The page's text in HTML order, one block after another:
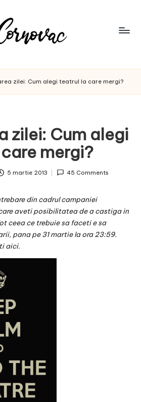
zilei: Cum alegi teatrul la care mergi?
zilei: Cum alegi
mergi?
5 martie 2013 45 Comments
din cadrul campaniei
aveti posibilitatea de a castiga in
ceea ce trebuie sa faceti e sa
pana pe 31 martie la ora 23:59.
aici.